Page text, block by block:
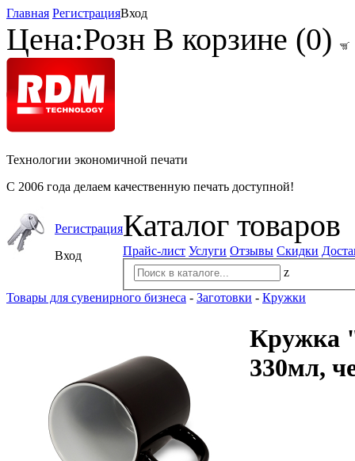
Главная РегистрацияВход
Цена:Розн В корзине (0)
Технологии экономичной печати
С 2006 года делаем качественную печать доступной!
Регистрация
Вход
Каталог товаров
Прайс-лист Услуги Отзывы Скидки
z
Товары для сувенирного бизнеса - Заготовки - Кружки
Кружка
330мл,